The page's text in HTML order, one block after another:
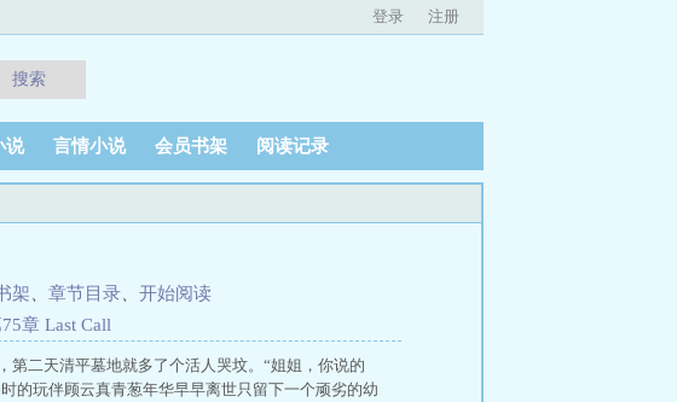
登录 注册
搜索
说 言情小说 会员书架 阅读记录
架 章节目录
开始阅读
章 Last Call
二天清平墓地就多了个活人哭坟。“姐姐，你说的
玩伴顾云真青葱年华早早离世只留下一个顽劣的幼